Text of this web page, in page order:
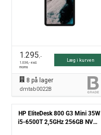
1.295,-
1.036,- excl.
moms
Læg i kurven
8 på lager
dmtab0022B
HP EliteDesk 800 G3 Mini 35W
i5-6500T 2,5GHz 256GB NVMe